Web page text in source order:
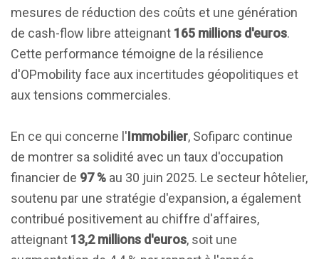
mesures de réduction des coûts et une génération
de cash-flow libre atteignant 165 millions d'euros.
Cette performance témoigne de la résilience
d'OPmobility face aux incertitudes géopolitiques et
aux tensions commerciales.
En ce qui concerne l'Immobilier, Sofiparc continue
de montrer sa solidité avec un taux d'occupation
financier de 97 % au 30 juin 2025. Le secteur hôtelier,
soutenu par une stratégie d'expansion, a également
contribué positivement au chiffre d'affaires,
atteignant 13,2 millions d'euros, soit une